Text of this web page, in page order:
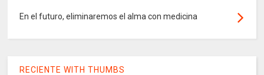
En el futuro, eliminaremos el alma con medicina
RECIENTE WITH THUMBS